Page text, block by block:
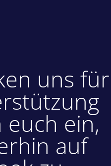
uns für
ein,
auf